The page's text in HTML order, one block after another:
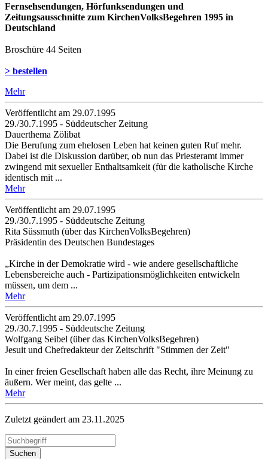
Fernsehsendungen, Hörfunksendungen und
Zeitungsausschnitte zum KirchenVolksBegehren 1995 in
Deutschland
Broschüre 44 Seiten
> bestellen
Mehr
Veröffentlicht am 29­.07.1995
29./30.7.1995 - Süddeutscher Zeitung
Dauerthema Zölibat
Die Berufung zum ehelosen Leben hat keinen guten Ruf mehr.
Dabei ist die Diskussion darüber, ob nun das Priesteramt immer
zwingend mit sexueller Enthaltsamkeit (für die katholische Kirche
identisch mit ...
Mehr
Veröffentlicht am 29­.07.1995
29./30.7.1995 - Süddeutsche Zeitung
Rita Süssmuth (über das KirchenVolksBegehren)
Präsidentin des Deutschen Bundestages
„Kirche in der Demokratie wird - wie andere gesellschaftliche
Lebensbereiche auch - Partizipationsmöglichkeiten entwickeln
müssen, um dem ...
Mehr
Veröffentlicht am 29­.07.1995
29./30.7.1995 - Süddeutsche Zeitung
Wolfgang Seibel (über das KirchenVolksBegehren)
Jesuit und Chefredakteur der Zeitschrift "Stimmen der Zeit"
In einer freien Gesellschaft haben alle das Recht, ihre Meinung zu
äußern. Wer meint, das gelte ...
Mehr
Zuletzt geändert am 23­.11.2025
Suchen